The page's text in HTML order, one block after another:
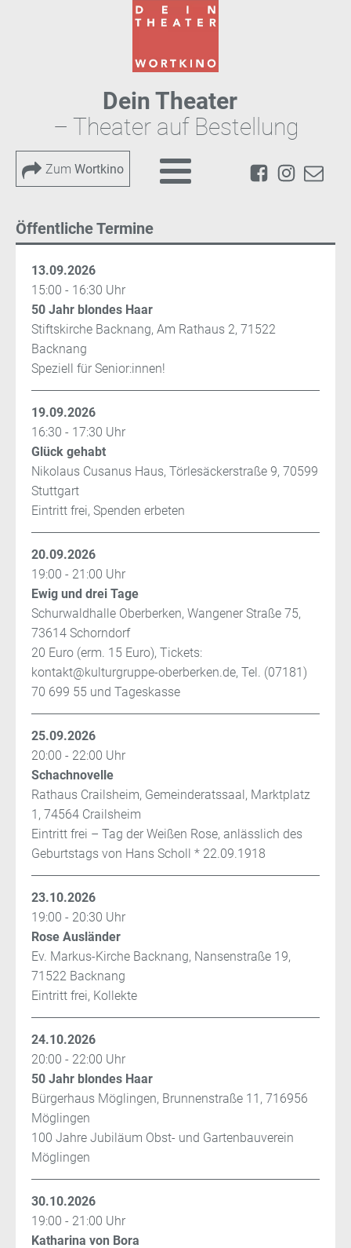
Dein Theater
– Theater auf Bestellung
Zum Wortkino
Öffentliche Termine
13.09.2026
15:00 - 16:30 Uhr
Speziell für Senior:innen!
Stiftskirche Backnang, Am Rathaus 2, 71522
Backnang
50 Jahr blondes Haar
19.09.2026
16:30 - 17:30 Uhr
Eintritt frei, Spenden erbeten
Nikolaus Cusanus Haus, Törlesäckerstraße 9, 70599
Stuttgart
Glück gehabt
20.09.2026
19:00 - 21:00 Uhr
20 Euro (erm. 15 Euro), Tickets:
kontakt@kulturgruppe-oberberken.de, Tel. (07181)
70 699 55 und Tageskasse
Schurwaldhalle Oberberken, Wangener Straße 75,
73614 Schorndorf
Ewig und drei Tage
25.09.2026
20:00 - 22:00 Uhr
Eintritt frei – Tag der Weißen Rose, anlässlich des
Geburtstags von Hans Scholl * 22.09.1918
Rathaus Crailsheim, Gemeinderatssaal, Marktplatz
1, 74564 Crailsheim
Schachnovelle
23.10.2026
19:00 - 20:30 Uhr
Eintritt frei, Kollekte
Ev. Markus-Kirche Backnang, Nansenstraße 19,
71522 Backnang
Rose Ausländer
24.10.2026
20:00 - 22:00 Uhr
100 Jahre Jubiläum Obst- und Gartenbauverein
Möglingen
Bürgerhaus Möglingen, Brunnenstraße 11, 716956
Möglingen
50 Jahr blondes Haar
30.10.2026
19:00 - 21:00 Uhr
Katharina von Bora